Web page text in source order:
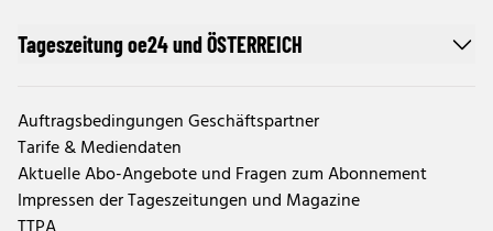
Tageszeitung oe24 und ÖSTERREICH
Auftragsbedingungen Geschäftspartner
Tarife & Mediendaten
Aktuelle Abo-Angebote und Fragen zum Abonnement
Impressen der Tageszeitungen und Magazine